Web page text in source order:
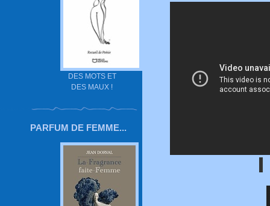
DES MOTS ET
DES MAUX !
PARFUM DE FEMME...